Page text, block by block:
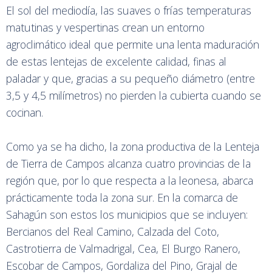
El sol del mediodía, las suaves o frías temperaturas
matutinas y vespertinas crean un entorno
agroclimático ideal que permite una lenta maduración
de estas lentejas de excelente calidad, finas al
paladar y que, gracias a su pequeño diámetro (entre
3,5 y 4,5 milímetros) no pierden la cubierta cuando se
cocinan.
Como ya se ha dicho, la zona productiva de la Lenteja
de Tierra de Campos alcanza cuatro provincias de la
región que, por lo que respecta a la leonesa, abarca
prácticamente toda la zona sur. En la comarca de
Sahagún son estos los municipios que se incluyen:
Bercianos del Real Camino, Calzada del Coto,
Castrotierra de Valmadrigal, Cea, El Burgo Ranero,
Escobar de Campos, Gordaliza del Pino, Grajal de